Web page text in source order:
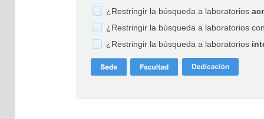
¿Restringir la búsqueda a laboratorios
¿Restringir la búsqueda a laboratorios
¿Restringir la búsqueda a laboratorios